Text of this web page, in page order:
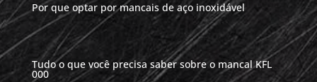
Por que optar por mancais de aço inoxidável
Tudo o que você precisa saber sobre o mancal KFL
000